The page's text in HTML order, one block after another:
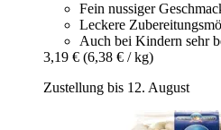
Fein nussiger
Leckere
Auch bei Kindern sehr
3,19 € (6,38 € / kg)
Zustellung bis 12. August